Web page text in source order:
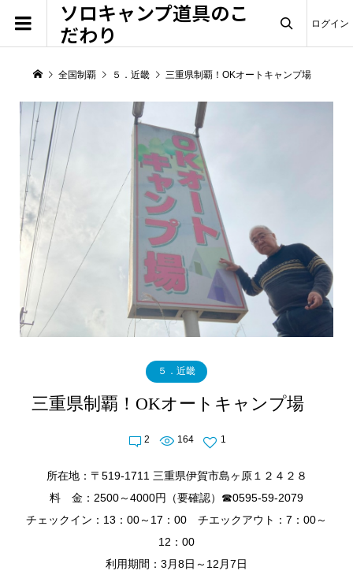
ソロキャンプ道具のこ
だわり
ログイン
全国制覇 ５．近畿 三重県制覇！OKオートキャンプ場
５．近畿
三重県制覇！OKオートキャンプ場
2 164 1
所在地：〒519-1711 三重県伊賀市島ヶ原１２４２８
料 金：2500～4000円（要確認）☎0595-59-2079
チェックイン：13：00～17：00 チエックアウト：7：00～
12：00
利用期間：3月8日～12月7日